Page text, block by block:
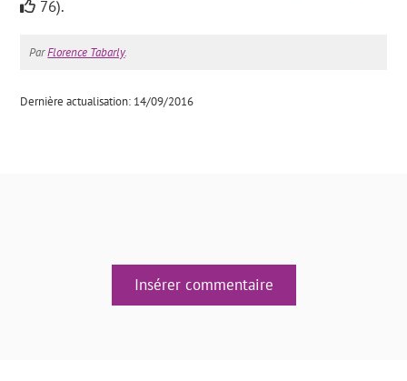
76).
ParFlorence Tabarly.
Dernière actualisation: 14/09/2016
Insérer commentaire